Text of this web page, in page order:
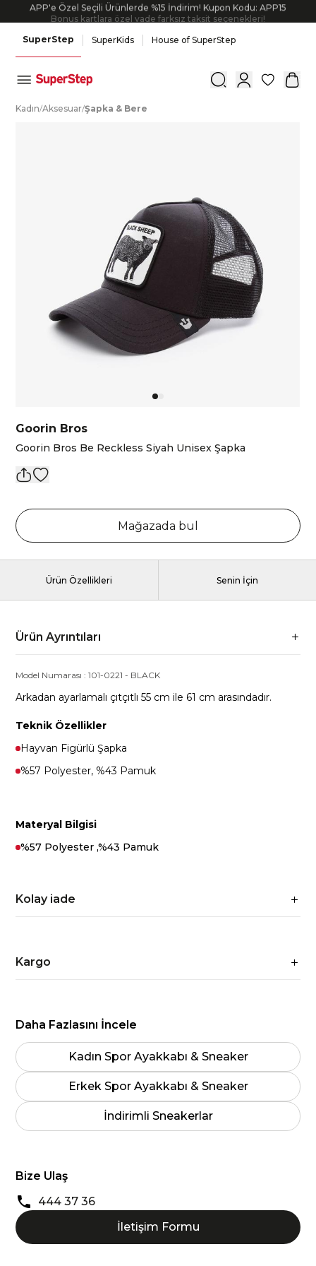
APP'e Özel Seçili Ürünlerde %15 İndirim! Kupon Kodu: APP15
Bonus kartlara özel vade farksız taksit seçenekleri!
SuperStep SuperKids House of SuperStep
0
Kadın/Aksesuar/Şapka & Bere
Goorin Bros
Goorin Bros Be Reckless Siyah Unisex Şapka
Mağazada bul
Ürün Özellikleri Senin İçin
Ürün Ayrıntıları
Model Numarası :101-0221 - BLACK
Arkadan ayarlamalı çıtçıtlı 55 cm ile 61 cm arasındadır.
Teknik Özellikler
Hayvan Figürlü Şapka
%57 Polyester, %43 Pamuk
Materyal Bilgisi
%57 Polyester ,%43 Pamuk
Kolay iade
Kargo
Daha Fazlasını İncele
Kadın Spor Ayakkabı & Sneaker
Erkek Spor Ayakkabı & Sneaker
İndirimli Sneakerlar
Bize Ulaş
444 37 36
İletişim Formu